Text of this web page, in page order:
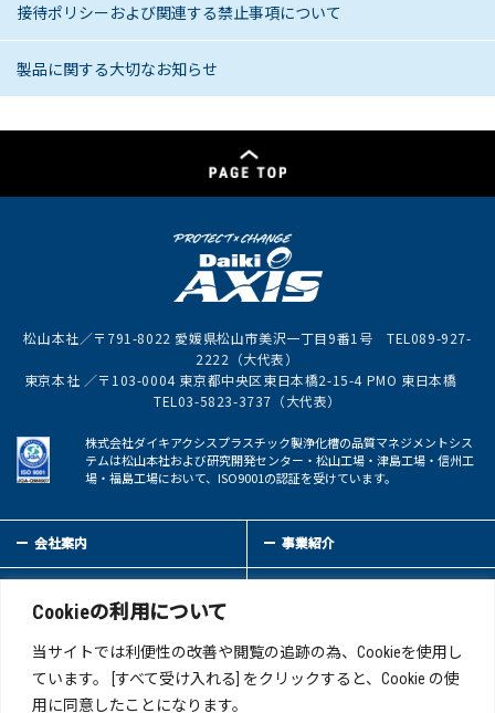
Cookieの利用について
当サイトでは利便性の改善や閲覧の追跡の為、Cookieを使用し
ています。 [すべて受け入れる] をクリックすると、Cookie の使
用に同意したことになります。
接待ポリシーおよび関連する禁止事項について
製品に関する大切なお知らせ
松山本社／〒791-8022 愛媛県松山市美沢一丁目9番1号 TEL089-927-
2222（大代表）
東京本社 ／〒103-0004 東京都中央区東日本橋2-15-4 PMO 東日本橋
TEL03-5823-3737（大代表）
株式会社ダイキアクシスプラスチック製浄化槽の品質マネジメントシス
テムは松山本社および研究開発センター・松山工場・津島工場・信州工
場・福島工場において、ISO9001の認証を受けています。
会社案内 事業紹介
採用情報
お問い合わせ